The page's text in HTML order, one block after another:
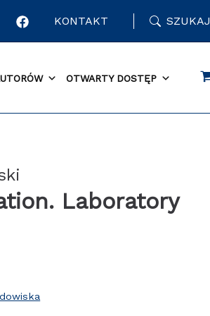
KONTAKT SZUKAJ
OTWARTY DOSTĘP
Laboratory